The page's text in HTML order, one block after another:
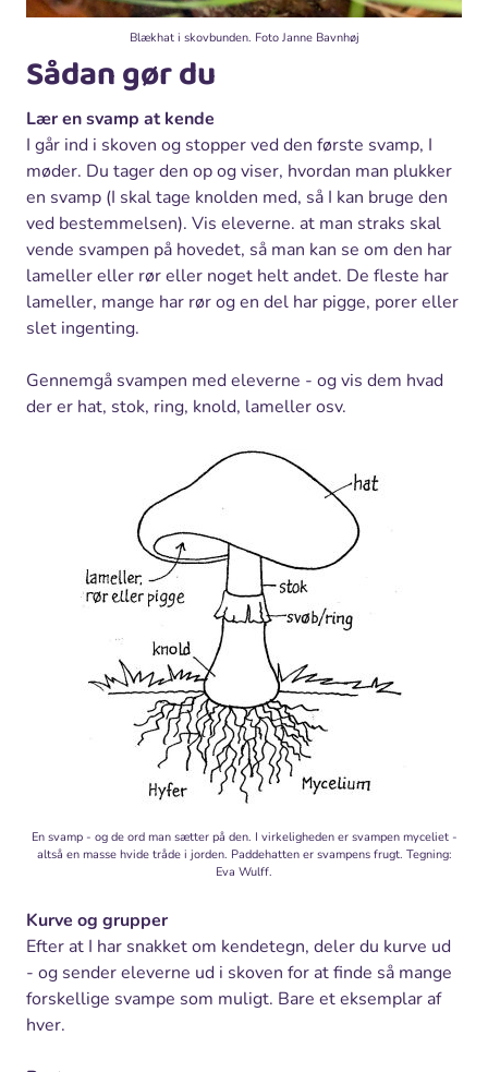
Blækhat i skovbunden. Foto Janne Bavnhøj
Sådan gør du
Lær en svamp at kende
I går ind i skoven og stopper ved den første svamp, I
møder. Du tager den op og viser, hvordan man plukker
en svamp (I skal tage knolden med, så I kan bruge den
ved bestemmelsen). Vis eleverne. at man straks skal
vende svampen på hovedet, så man kan se om den har
lameller eller rør eller noget helt andet. De fleste har
lameller, mange har rør og en del har pigge, porer eller
slet ingenting.
Gennemgå svampen med eleverne - og vis dem hvad
der er hat, stok, ring, knold, lameller osv.
En svamp - og de ord man sætter på den. I virkeligheden er svampen myceliet -
altså en masse hvide tråde i jorden. Paddehatten er svampens frugt. Tegning:
Eva Wulff.
Kurve og grupper
Efter at I har snakket om kendetegn, deler du kurve ud
- og sender eleverne ud i skoven for at finde så mange
forskellige svampe som muligt. Bare et eksemplar af
hver.